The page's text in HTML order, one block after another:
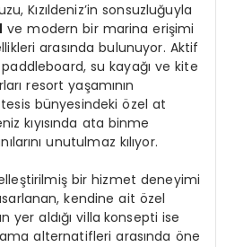
Kızıldeniz’in sonsuzluğuyla
ve modern bir marina erişimi
arasında bulunuyor. Aktif
su kayağı ve kite
resort yaşamının
bünyesindeki özel at
kıyısında ata binme
unutulmaz kılıyor.
bir hizmet deneyimi
kendine ait özel
yer aldığı villa konsepti ise
alternatifleri arasında öne